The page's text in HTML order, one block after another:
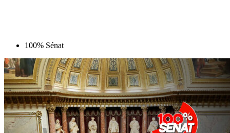
100% Sénat